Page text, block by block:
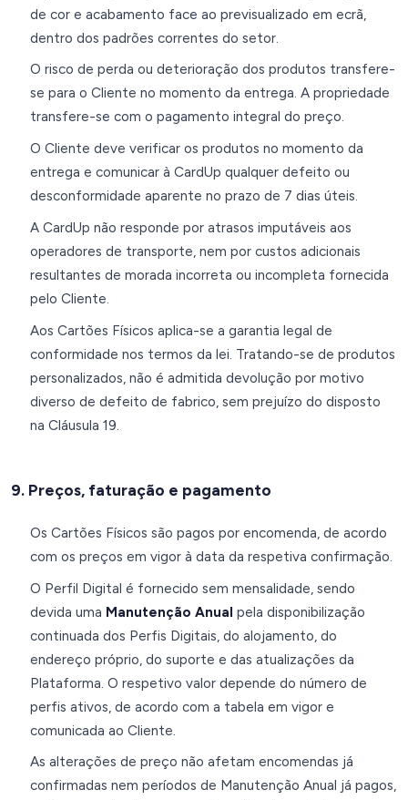
de cor e acabamento face ao previsualizado em ecrã,
dentro dos padrões correntes do setor.
O risco de perda ou deterioração dos produtos transfere-
se para o Cliente no momento da entrega. A propriedade
transfere-se com o pagamento integral do preço.
O Cliente deve verificar os produtos no momento da
entrega e comunicar à CardUp qualquer defeito ou
desconformidade aparente no prazo de 7 dias úteis.
A CardUp não responde por atrasos imputáveis aos
operadores de transporte, nem por custos adicionais
resultantes de morada incorreta ou incompleta fornecida
pelo Cliente.
Aos Cartões Físicos aplica-se a garantia legal de
conformidade nos termos da lei. Tratando-se de produtos
personalizados, não é admitida devolução por motivo
diverso de defeito de fabrico, sem prejuízo do disposto
na Cláusula 19.
9. Preços, faturação e pagamento
Os Cartões Físicos são pagos por encomenda, de acordo
com os preços em vigor à data da respetiva confirmação.
O Perfil Digital é fornecido sem mensalidade, sendo
devida uma Manutenção Anual pela disponibilização
continuada dos Perfis Digitais, do alojamento, do
endereço próprio, do suporte e das atualizações da
Plataforma. O respetivo valor depende do número de
perfis ativos, de acordo com a tabela em vigor e
comunicada ao Cliente.
As alterações de preço não afetam encomendas já
confirmadas nem períodos de Manutenção Anual já pagos,